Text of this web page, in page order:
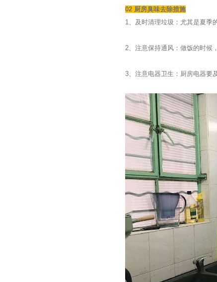
02 厨房臭味去除措施
1、及时清理垃圾：尤其是夏季
2、注意保持通风：做饭的时候
3、注意电器卫生：厨房电器要